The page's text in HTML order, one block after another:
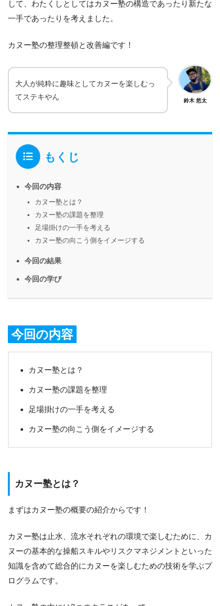
して、わたくしとしてはカヌー塾の構造であったり新たな
一手であったりを考えました。
カヌー塾の整理整頓と改善編です！
鈴木 悠太
大人が純粋に趣味としてカヌーを楽しむっ
てステキやん
もくじ
今回の内容
カヌー塾とは？
カヌー塾の課題を整理
足場掛けの一手を考える
カヌー塾の向こう側をイメージする
今回の結果
今回の学び
今回の内容
カヌー塾とは？
カヌー塾の課題を整理
足場掛けの一手を考える
カヌー塾の向こう側をイメージする
カヌー塾とは？
まずはカヌー塾の概要の紹介からです！
カヌー塾は止水、流水それぞれの環境で楽しむために、カ
ヌーの基本的な操船スキルやリスクマネジメントといった
知識を含めて総合的にカヌーを楽しむための技術を学ぶプ
ログラムです。